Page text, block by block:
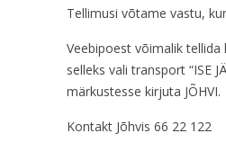
Tellimusi võtame vastu,
Veebipoest võimalik
selleks vali transport “ISE
märkustesse kirjuta JÕHVI.
Kontakt Jõhvis 66 22 122